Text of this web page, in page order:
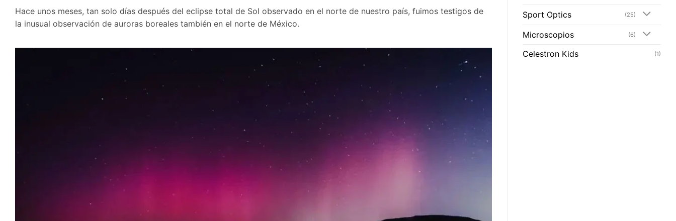
Hace unos meses, tan solo días después del eclipse total de Sol observado en el norte de nuestro país, fuimos testigos de
la inusual observación de auroras boreales también en el norte de México.
Sport Optics (25)
Microscopios (6)
Celestron Kids (1)